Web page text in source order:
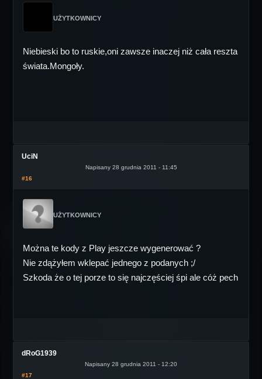
UŻYTKOWNICY
Niebieski bo to ruskie,oni zawsze inaczej niż cała reszta
świata.Mongoły.
UciN
Napisany 28 grudnia 2011 - 11:45
#16
UŻYTKOWNICY
Można te kody z Play jeszcze wygenerować ?
Nie zdążyłem wklepać jednego z podanych ;/
Szkoda że o tej porze to się najczęściej śpi ale cóż pech
dRoG1939
Napisany 28 grudnia 2011 - 12:20
#17